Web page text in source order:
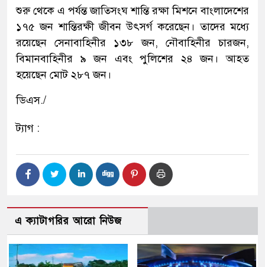
শুরু থেকে এ পর্যন্ত জাতিসংঘ শান্তি রক্ষা মিশনে বাংলাদেশের
১৭৫ জন শান্তিরক্ষী জীবন উৎসর্গ করেছেন। তাদের মধ্যে
রয়েছেন সেনাবাহিনীর ১৩৮ জন, নৌবাহিনীর চারজন,
বিমানবাহিনীর ৯ জন এবং পুলিশের ২৪ জন। আহত
হয়েছেন মোট ২৮৭ জন।
ডিএস./
ট্যাগ :
এ ক্যাটাগরির আরো নিউজ